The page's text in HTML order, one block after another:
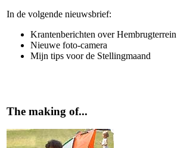
In de volgende nieuwsbrief:
Krantenberichten over Hembrugterrein
Nieuwe foto-camera
Mijn tips voor de Stellingmaand
The making of...